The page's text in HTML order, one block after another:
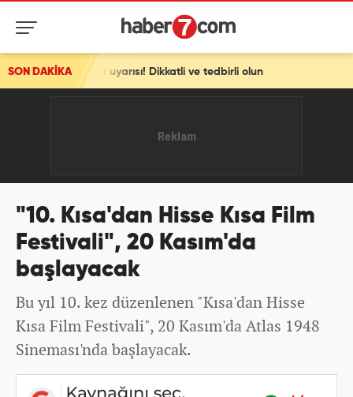
SON DAKİKADikkatli ve tedbirli olun
"10. Kısa'dan Hisse Kısa Film
Festivali", 20 Kasım'da
başlayacak
Bu yıl 10. kez düzenlenen "Kısa'dan Hisse
Kısa Film Festivali", 20 Kasım'da Atlas 1948
Sineması'nda başlayacak.